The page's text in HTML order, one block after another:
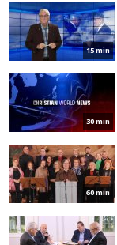
15 min
30 min
60 min